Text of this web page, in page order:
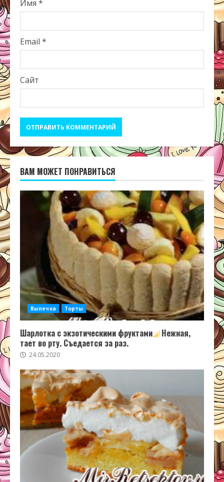
Имя *
Email *
Сайт
ВАМ МОЖЕТ ПОНРАВИТЬСЯ
Выпечка Торты
Шарлотка с экзотическими фруктами
Нежная,
тает во рту. Съедается за раз.
24.05.2020